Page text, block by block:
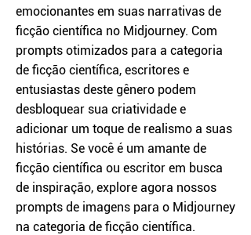
emocionantes em suas narrativas de
ficção científica no Midjourney. Com
prompts otimizados para a categoria
de ficção científica, escritores e
entusiastas deste gênero podem
desbloquear sua criatividade e
adicionar um toque de realismo a suas
histórias. Se você é um amante de
ficção científica ou escritor em busca
de inspiração, explore agora nossos
prompts de imagens para o Midjourney
na categoria de ficção científica.